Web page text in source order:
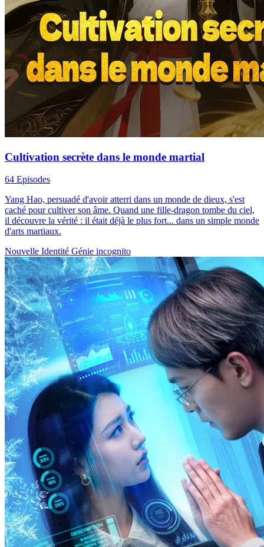
Cultivation secrète dans le monde martial
64 Episodes
Yang Hao, persuadé d'avoir atterri dans un monde de dieux, s'est
caché pour cultiver son âme. Quand une fille-dragon tombe du ciel,
il découvre la vérité : il était déjà le plus fort... dans un simple monde
d'arts martiaux.
Nouvelle Identité Génie incognito